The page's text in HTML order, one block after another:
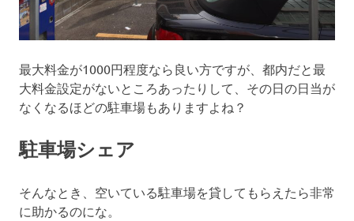
最大料金が1000円程度なら良い方ですが、都内だと最
大料金設定がないところあったりして、その日の日当が
なくなるほどの駐車場もありますよね？
駐車場シェア
そんなとき、空いている駐車場を貸してもらえたら非常
に助かるのにな。